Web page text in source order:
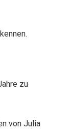
zu
von Julia